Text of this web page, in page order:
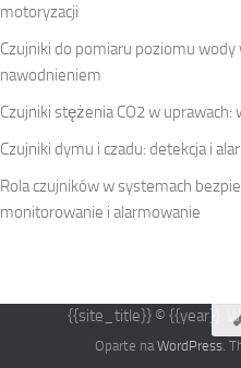
motoryzacji
Czujniki do pomiaru poziomu
nawodnieniem
Czujniki stężenia CO2 w
Czujniki dymu i czadu: detekcja i
Rola czujników w systemach
monitorowanie i alarmowanie
{{site_title}} © {{year}}.
Oparte naWordPress.